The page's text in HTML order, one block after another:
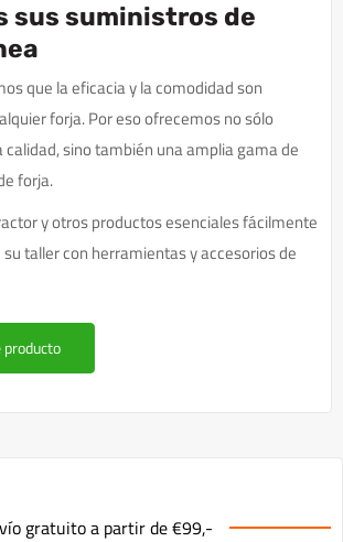
sus suministros de
que la eficacia y la comodidad son
forja. Por eso ofrecemos no sólo
sino también una amplia gama de
forja.
y otros productos esenciales fácilmente
taller con herramientas y accesorios de
producto
gratuito a partir de €99,-